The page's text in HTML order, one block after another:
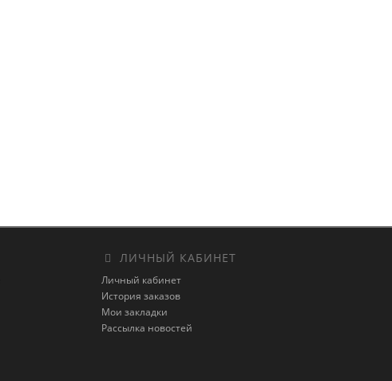
ЛИЧНЫЙ КАБИНЕТ
Личный кабинет
История заказов
Мои закладки
Рассылка новостей